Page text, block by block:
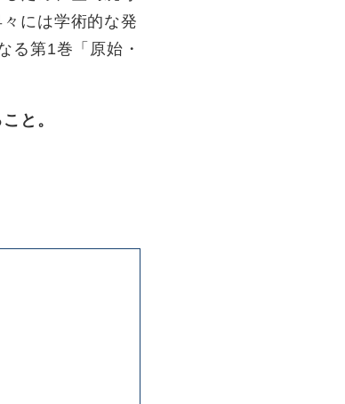
には学術的な発
る第1巻「原始・
と。